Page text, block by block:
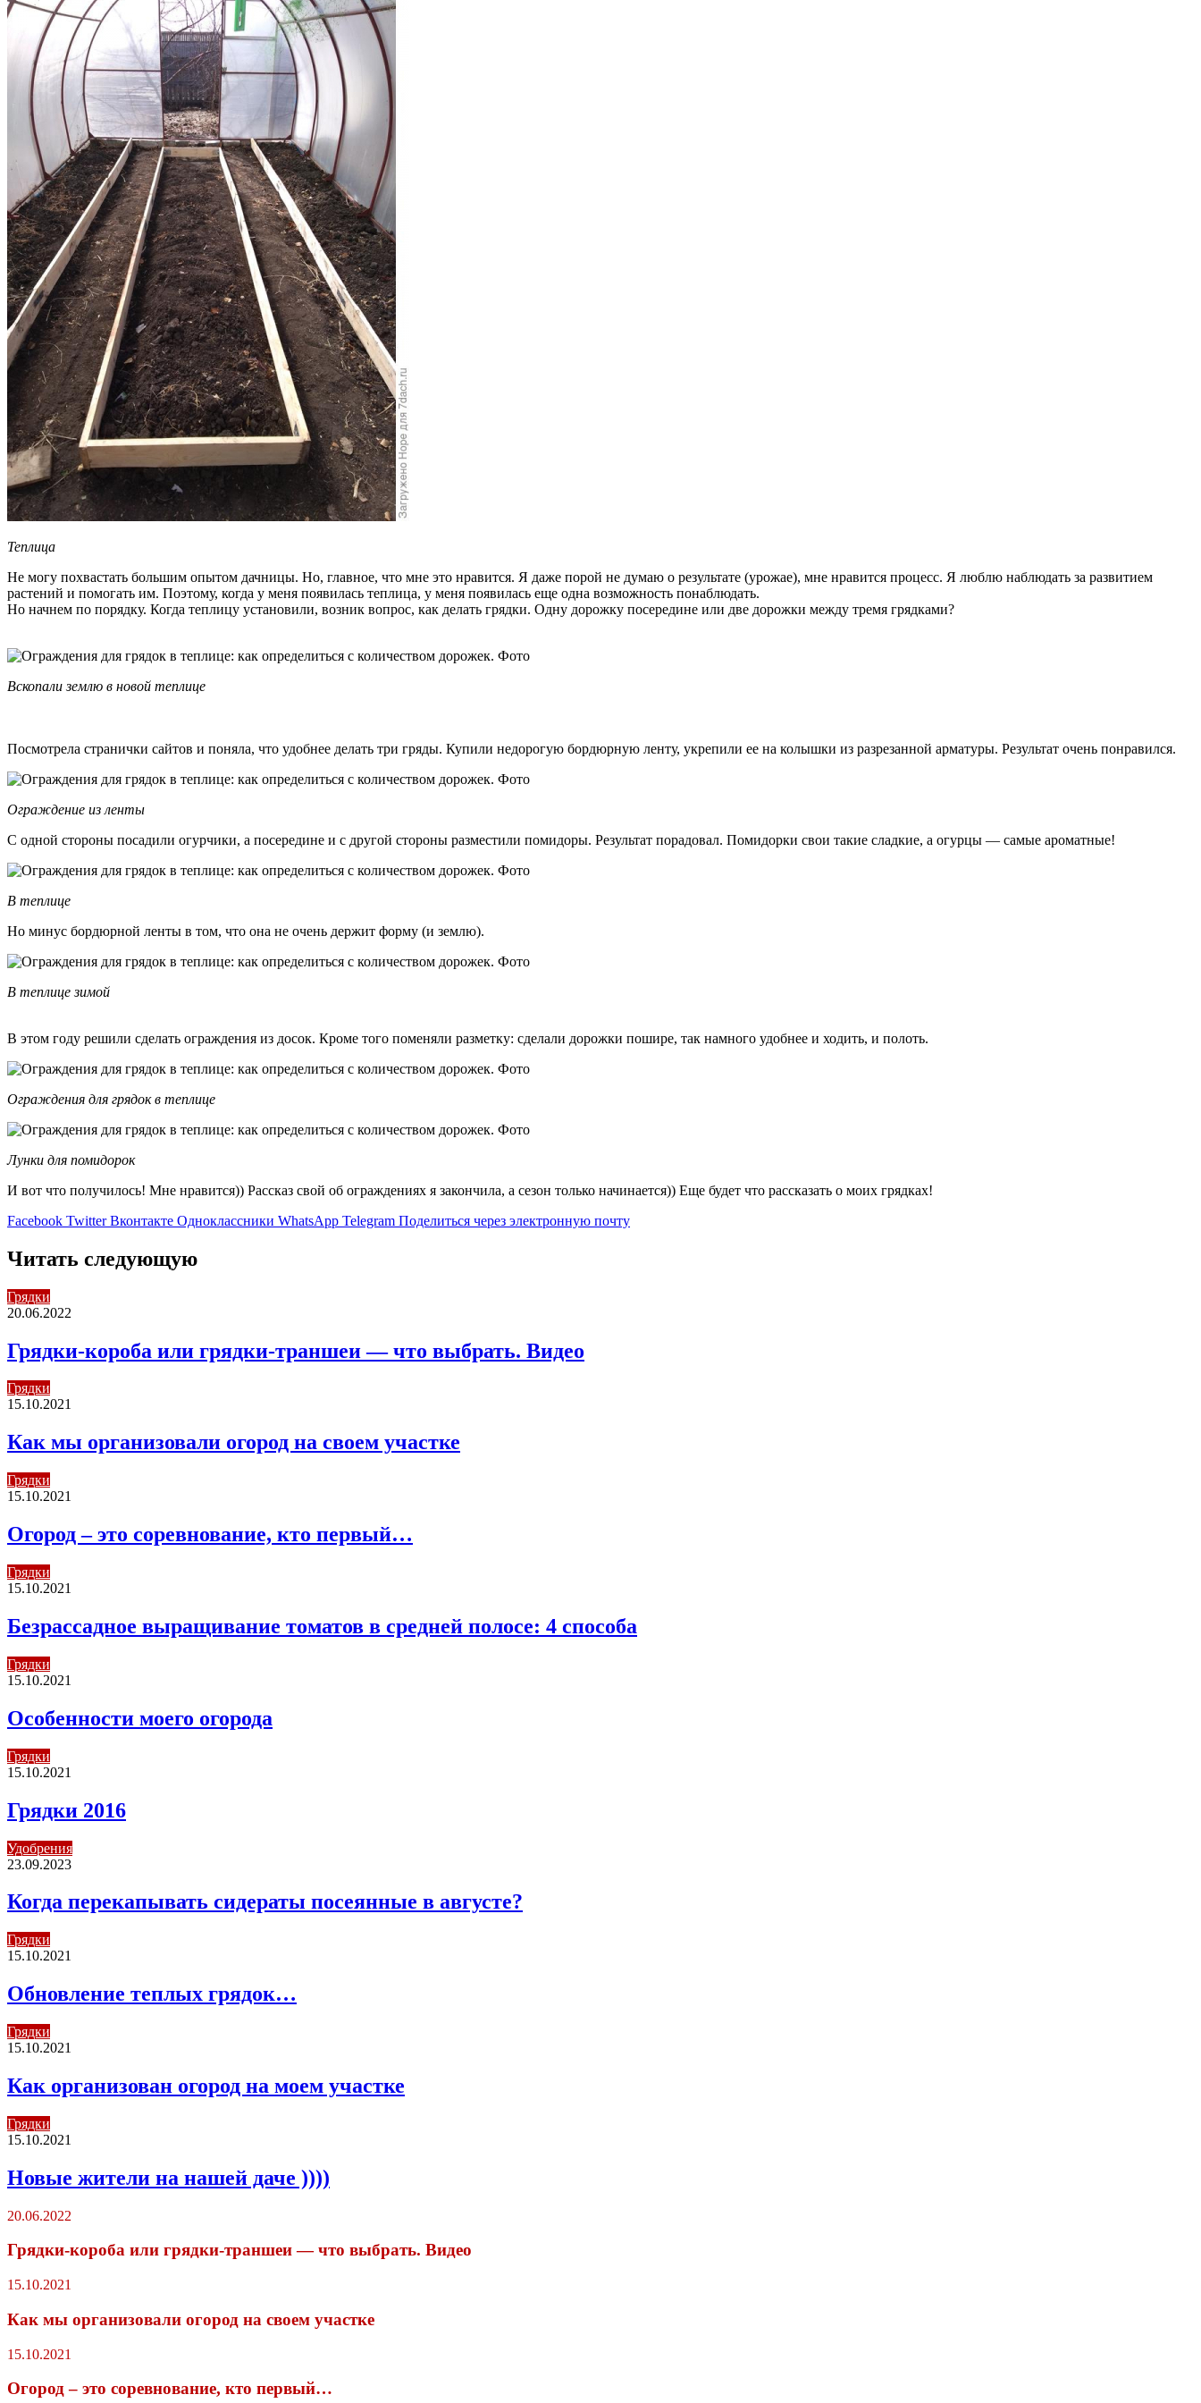
Теплица
Не могу похвастать большим опытом дачницы. Но, главное, что мне это нравится. Я даже порой не думаю о результате (урожае), мне нравится процесс. Я люблю наблюдать за развитием
растений и помогать им. Поэтому, когда у меня появилась теплица, у меня появилась еще одна возможность понаблюдать.
Но начнем по порядку. Когда теплицу установили, возник вопрос, как делать грядки. Одну дорожку посередине или две дорожки между тремя грядками?
Вскопали землю в новой теплице
Посмотрела странички сайтов и поняла, что удобнее делать три гряды. Купили недорогую бордюрную ленту, укрепили ее на колышки из разрезанной арматуры. Результат очень понравился.
Ограждение из ленты
С одной стороны посадили огурчики, а посередине и с другой стороны разместили помидоры. Результат порадовал. Помидорки свои такие сладкие, а огурцы — самые ароматные!
В теплице
Но минус бордюрной ленты в том, что она не очень держит форму (и землю).
В теплице зимой
В этом году решили сделать ограждения из досок. Кроме того поменяли разметку: сделали дорожки пошире, так намного удобнее и ходить, и полоть.
Ограждения для грядок в теплице
Лунки для помидорок
И вот что получилось! Мне нравится)) Рассказ свой об ограждениях я закончила, а сезон только начинается)) Еще будет что рассказать о моих грядках!
Facebook Twitter Вконтакте Одноклассники WhatsApp Telegram Поделиться через электронную почту
Читать следующую
Грядки
20.06.2022
Грядки-короба или грядки-траншеи — что выбрать. Видео
Грядки
15.10.2021
Как мы организовали огород на своем участке
Грядки
15.10.2021
Огород – это соревнование, кто первый…
Грядки
15.10.2021
Безрассадное выращивание томатов в средней полосе: 4 способа
Грядки
15.10.2021
Особенности моего огорода
Грядки
15.10.2021
Грядки 2016
Удобрения
23.09.2023
Когда перекапывать сидераты посеянные в августе?
Грядки
15.10.2021
Обновление теплых грядок…
Грядки
15.10.2021
Как организован огород на моем участке
Грядки
15.10.2021
Новые жители на нашей даче ))))
20.06.2022
Грядки-короба или грядки-траншеи — что выбрать. Видео
15.10.2021
Как мы организовали огород на своем участке
15.10.2021
Огород – это соревнование, кто первый…